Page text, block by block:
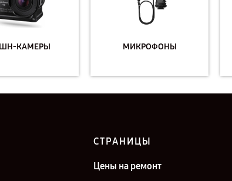
КАМЕРЫ МИКРОФОНЫ
СТРАНИЦЫ
Цены на ремонт